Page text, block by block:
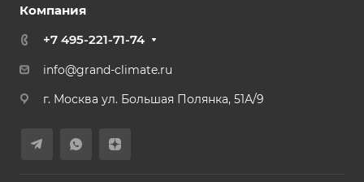
Компания
+7 495-221-71-74
info@grand-climate.ru
г. Москва ул. Большая Полянка, 51А/9